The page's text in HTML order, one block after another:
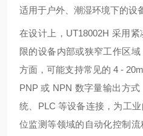
适用于户外、潮湿环境下的设
在设计上，UT18002H 采用
限的设备内部或狭窄工作区
方面，可能支持常见的 4 -
PNP 或 NPN 数字量输出方
统、PLC 等设备连接，为工
位监测等领域的自动化控制